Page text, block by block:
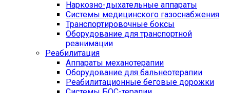
Наркозно-дыхательные аппараты
Системы медицинского газоснабжения
Транспортировочные боксы
Оборудование для транспортной
реанимации
Реабилитация
Аппараты механотерапии
Оборудование для бальнеотерапии
Реабилитационные беговые дорожки